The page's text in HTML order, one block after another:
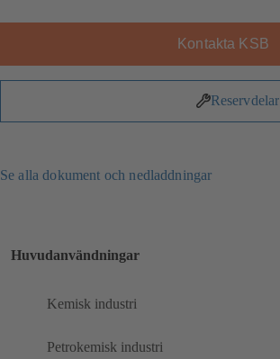
Kontakta KSB
Reservdelar
Se alla dokument och nedladdningar
Huvudanvändningar
Kemisk industri
Petrokemisk industri